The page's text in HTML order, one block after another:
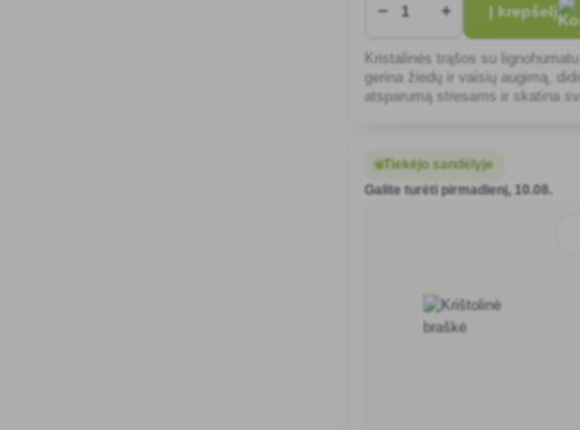
− + Į krepšelį
Kristalinės trąšos su lignohumatu
gerina žiedų ir vaisių augimą,
atsparumą stresams ir skatina
Tiekėjo sandėlyje
Galite turėti pirmadienį, 10.08.